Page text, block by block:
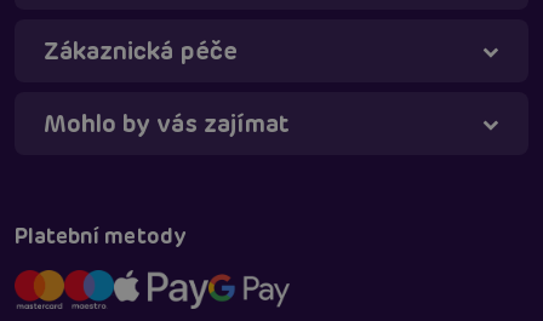
Zákaznická péče
Mohlo by vás zajímat
Platební metody
Táňa - virtuální asistentka